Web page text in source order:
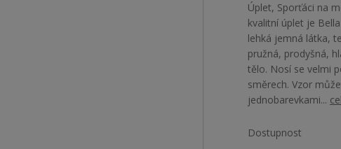
Úplet, Sporťáci na
kvalitní úplet je
lehká jemná látka,
pružná, prodyšná,
tělo. Nosí se velmi
směrech. Vzor
jednobarevkami...
Dostupnost